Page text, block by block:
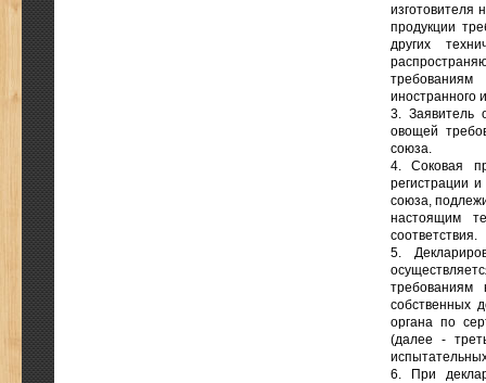
изготовителя
продукции
других
иностранного
3. Заявитель
овощей
союза.
4. Соковая
регистрации
союза,
настоящим
соответствия.
5.
требованиям
собственных
органа по
(далее -
6. При